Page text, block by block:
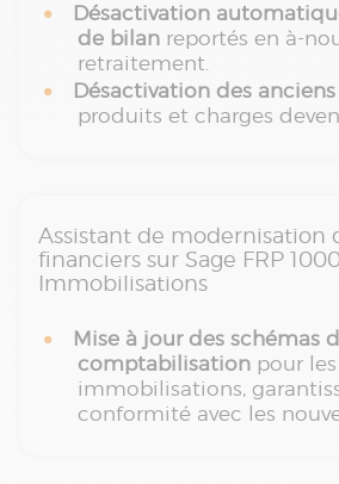
Désactivation
de bilan reportés en à-
retraitement.
Désactivation des
produits et charges
Assistant de modernisation
financiers sur Sage FRP
Immobilisations
Mise à jour des schémas
comptabilisation pour les
immobilisations,
conformité avec les